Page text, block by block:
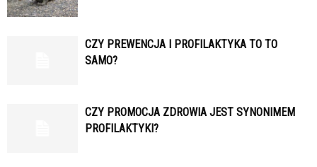
CZY PREWENCJA I PROFILAKTYKA TO TO
SAMO?
CZY PROMOCJA ZDROWIA JEST SYNONIMEM
PROFILAKTYKI?